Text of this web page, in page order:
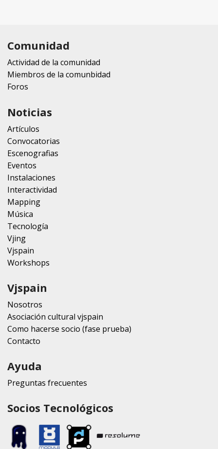
Comunidad
Actividad de la comunidad
Miembros de la comunbidad
Foros
Noticias
Artículos
Convocatorias
Escenografias
Eventos
Instalaciones
Interactividad
Mapping
Música
Tecnología
Vjing
Vjspain
Workshops
Vjspain
Nosotros
Asociación cultural vjspain
Como hacerse socio (fase prueba)
Contacto
Ayuda
Preguntas frecuentes
Socios Tecnológicos